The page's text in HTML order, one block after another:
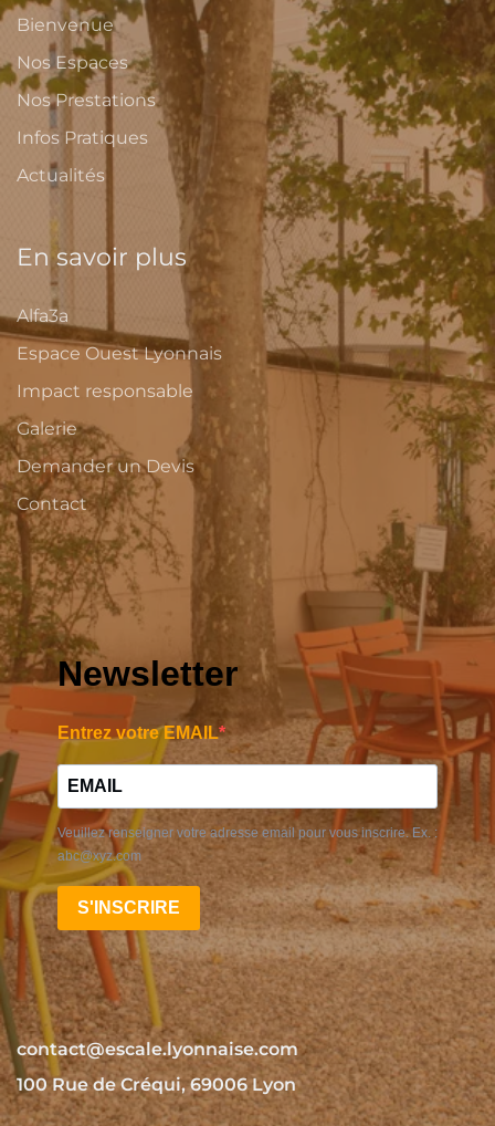
Bienvenue
Nos Espaces
Nos Prestations
Infos Pratiques
Actualités
En savoir plus
Alfa3a
Espace Ouest Lyonnais
Impact responsable
Galerie
Demander un Devis
Contact
Newsletter
Entrez votre EMAIL
Veuillez renseigner votre adresse email pour vous inscrire. Ex. :
abc@xyz.com
S'INSCRIRE
contact@escale.lyonnaise.com
100 Rue de Créqui, 69006 Lyon